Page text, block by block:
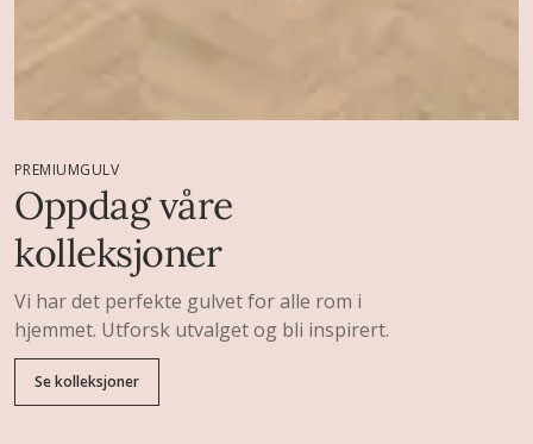
PREMIUMGULV
Oppdag våre
kolleksjoner
Vi har det perfekte gulvet for alle rom i
hjemmet. Utforsk utvalget og bli inspirert.
Se kolleksjoner